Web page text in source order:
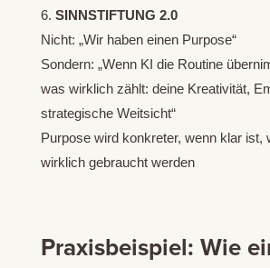
SINNSTIFTUNG 2.0
Nicht: „Wir haben einen Purpose“
Sondern: „Wenn KI die Routine
was wirklich zählt: deine Kreativität,
strategische Weitsicht“
Purpose wird konkreter, wenn klar ist,
wirklich gebraucht werden
Praxisbeispiel: Wie